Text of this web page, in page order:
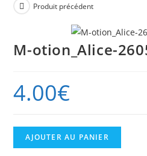
Produit précédent
M-otion_Alice-
4.00€
quantité
de
AJOUTER AU PANIER